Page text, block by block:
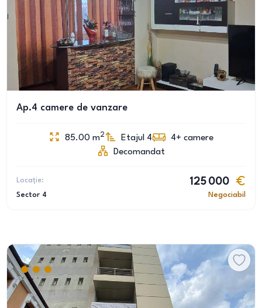
Ap.4 camere de vanzare
85.00 m2 Etajul 4 4+ camere
Decomandat
Locație:
Sector 4
125 000
Negociabil